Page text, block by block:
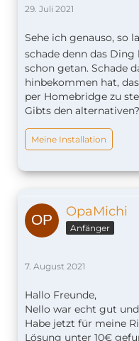
29. Juli 2021
Sehe ich genauso, so
schade denn das
schon getan. Schade
hinbekommen hat,
per Homebridge zu
Gibts den alternativen?
Meine Installation
OpaMichi
Anfänger
7. August 2021
Hallo Freunde,
Nello war echt gut
Habe jetzt für meine
Lösung unter 10€